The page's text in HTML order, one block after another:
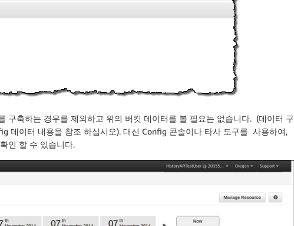
구축하는 경우를 제외하고 위의 버킷 데이터를 볼 필요는 없습니다. (데이터 구
데이터 내용을 참조 하십시오). 대신 Config 콘솔이나 타사 도구를 사용하여,
인 할 수 있습니다.